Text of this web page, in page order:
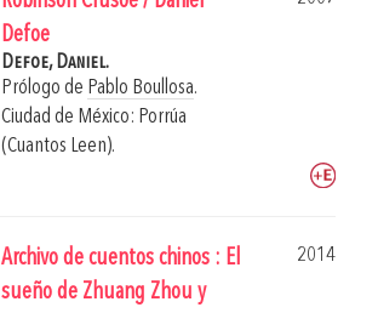
Defoe
Defoe, Daniel.
Prólogo de Pablo Boullosa.
Ciudad de México: Porrúa
(Cuantos Leen).
Archivo de cuentos chinos : El
sueño de Zhuang Zhou y
2014